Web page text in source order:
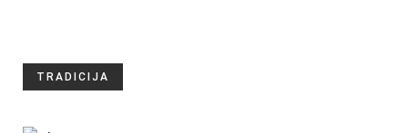
TRADICIJA